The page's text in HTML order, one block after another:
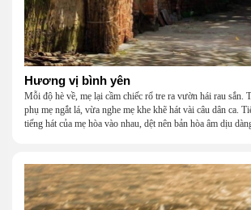
Hương vị bình yên
Mỗi độ hè về, mẹ lại cầm chiếc rổ tre ra vườn hái rau sắn.
phụ mẹ ngắt lá, vừa nghe mẹ khe khẽ hát vài câu dân ca.
tiếng hát của mẹ hòa vào nhau, dệt nên bản hòa âm dịu